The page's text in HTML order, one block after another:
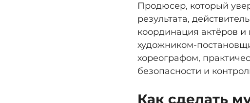
Продюсер, который
результата,
координация актёров
художником-
хореографом,
безопасности и
Как сделать